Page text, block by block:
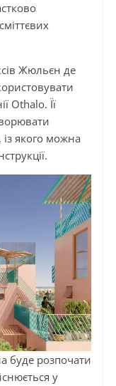
Жюльєн де
Othalo. Її
якого можна
буде розпочати
у